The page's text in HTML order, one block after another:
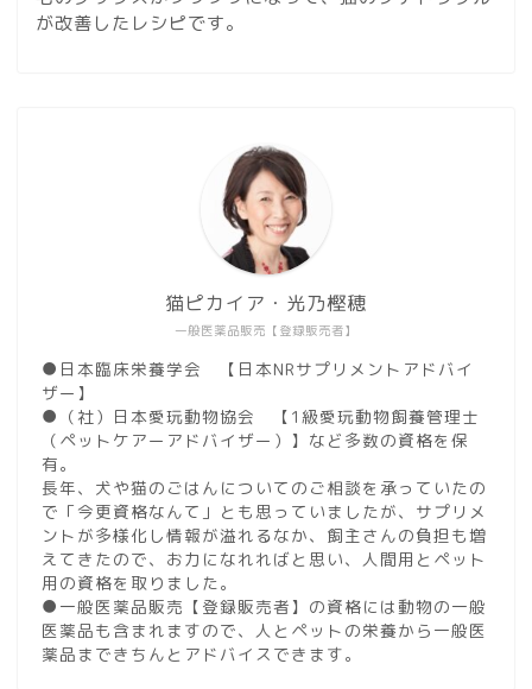
が改善したレシピです。
一般医薬品販売【登録販売者】
猫ピカイア・光乃樫穂
●日本臨床栄養学会 【日本NRサプリメントアドバイ
ザー】
●（社）日本愛玩動物協会 【1級愛玩動物飼養管理士
（ペットケアーアドバイザー）】など多数の資格を保
有。
長年、犬や猫のごはんについてのご相談を承っていたの
で「今更資格なんて」とも思っていましたが、サプリメ
ントが多様化し情報が溢れるなか、飼主さんの負担も増
えてきたので、お力になれればと思い、人間用とペット
用の資格を取りました。
●一般医薬品販売【登録販売者】の資格には動物の一般
医薬品も含まれますので、人とペットの栄養から一般医
薬品まできちんとアドバイスできます。